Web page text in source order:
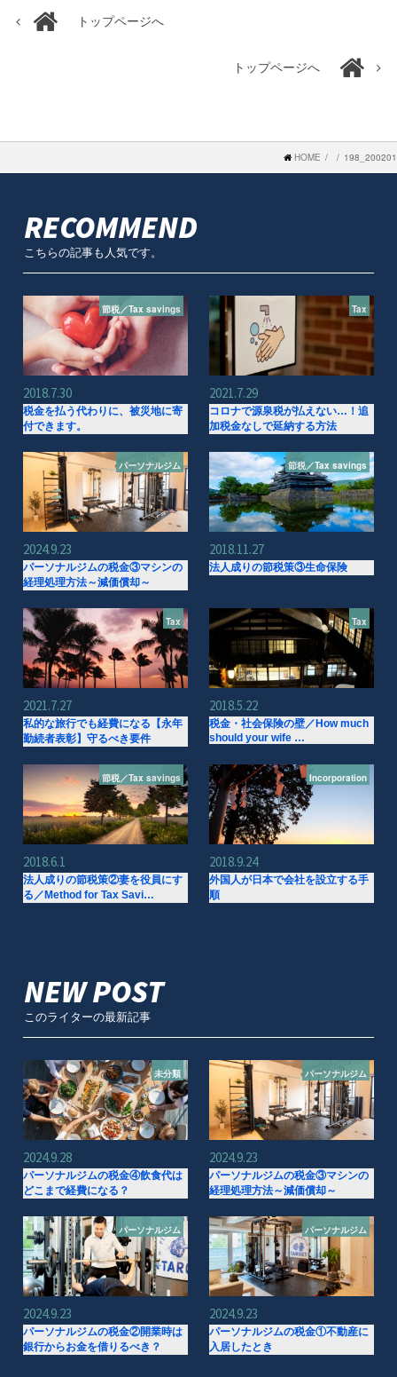
トップページへ
トップページへ
HOME 198_200201
RECOMMEND
こちらの記事も人気です。
節税／Tax savings
2018.7.30
税金を払う代わりに、被災地に寄
付できます。
Tax
2021.7.29
コロナで源泉税が払えない…！追
加税金なしで延納する方法
パーソナルジム
2024.9.23
パーソナルジムの税金③マシンの
経理処理方法～減価償却～
節税／Tax savings
2018.11.27
法人成りの節税策③生命保険
Tax
2021.7.27
私的な旅行でも経費になる【永年
勤続者表彰】守るべき要件
Tax
2018.5.22
税金・社会保険の壁／How much
should your wife …
節税／Tax savings
2018.6.1
法人成りの節税策②妻を役員にす
る／Method for Tax Savi…
Incorporation
2018.9.24
外国人が日本で会社を設立する手
順
NEW POST
このライターの最新記事
未分類
2024.9.28
パーソナルジムの税金④飲食代は
どこまで経費になる？
パーソナルジム
2024.9.23
パーソナルジムの税金③マシンの
経理処理方法～減価償却～
パーソナルジム
2024.9.23
パーソナルジムの税金②開業時は
銀行からお金を借りるべき？
パーソナルジム
2024.9.23
パーソナルジムの税金①不動産に
入居したとき